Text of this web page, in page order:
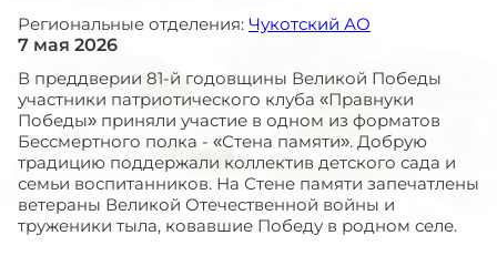
Региональные отделения: Чукотский АО
7 мая 2026
В преддверии 81-й годовщины Великой Победы
участники патриотического клуба «Правнуки
Победы» приняли участие в одном из форматов
Бессмертного полка - «Стена памяти». Добрую
традицию поддержали коллектив детского сада и
семьи воспитанников. На Стене памяти запечатлены
ветераны Великой Отечественной войны и
труженики тыла, ковавшие Победу в родном селе.